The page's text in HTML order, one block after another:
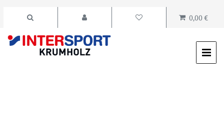
0,00 €